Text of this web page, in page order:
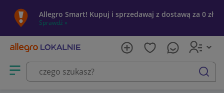
Allegro Smart! Kupuj i sprzedawaj z dostawą za 0 zł
Sprawdź »
Otwórz menu z kategoriami
szukaj